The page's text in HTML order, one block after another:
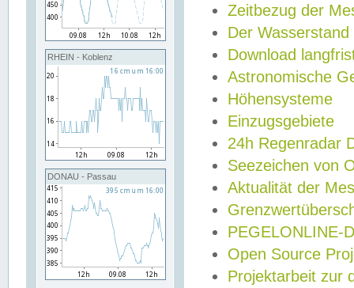
RHEIN - Koblenz
DONAU - Passau
Zeitbezug der
Der Wasserstand
Download
Astronomische
Höhensysteme
Einzugsgebiete
24h Regenradar
Seezeichen von
Aktualität der
PEGELONLINE-
Open Source
Projektarbeit zur